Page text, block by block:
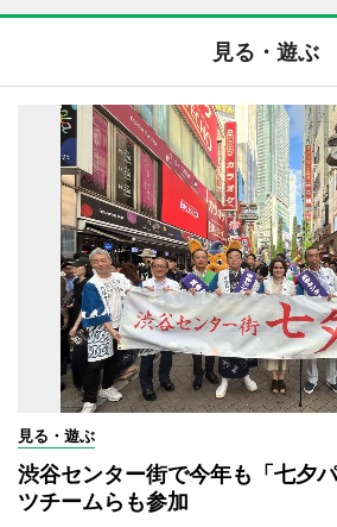
見る・遊ぶ
見る・遊ぶ
渋谷センター街で今年も「七夕
ツチームらも参加